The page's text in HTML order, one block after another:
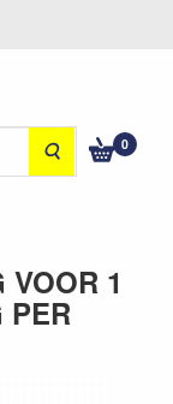
Zoeken 0
1
PER